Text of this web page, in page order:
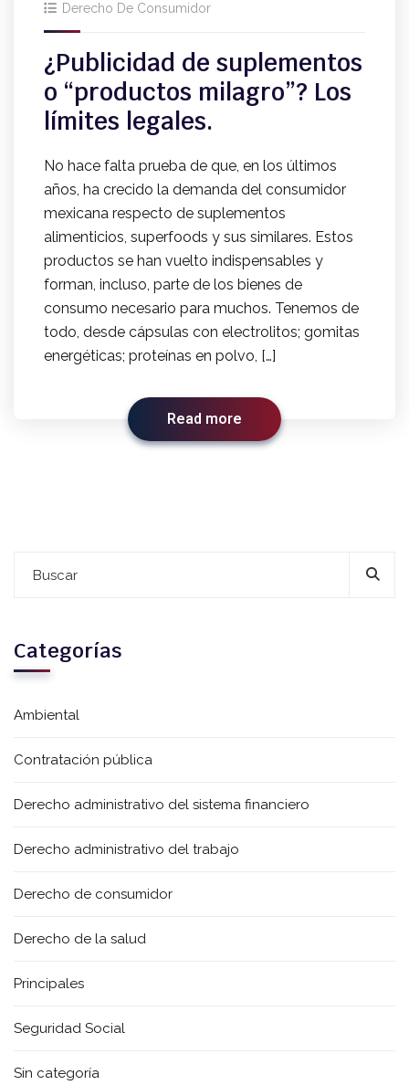
Derecho De Consumidor
¿Publicidad de suplementos
o “productos milagro”? Los
límites legales.
No hace falta prueba de que, en los últimos
años, ha crecido la demanda del consumidor
mexicana respecto de suplementos
alimenticios, superfoods y sus similares. Estos
productos se han vuelto indispensables y
forman, incluso, parte de los bienes de
consumo necesario para muchos. Tenemos de
todo, desde cápsulas con electrolitos; gomitas
energéticas; proteínas en polvo, […]
Read more
Categorías
Ambiental
Contratación pública
Derecho administrativo del sistema financiero
Derecho administrativo del trabajo
Derecho de consumidor
Derecho de la salud
Principales
Seguridad Social
Sin categoría